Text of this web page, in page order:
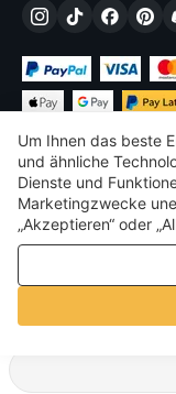
€
Um Ihnen das beste
und ähnliche
Dienste und
Marketingzwecke
„Akzeptieren“ oder
Leistungs-, Analyse-
ablehnen möchten.
Datenschutz- und